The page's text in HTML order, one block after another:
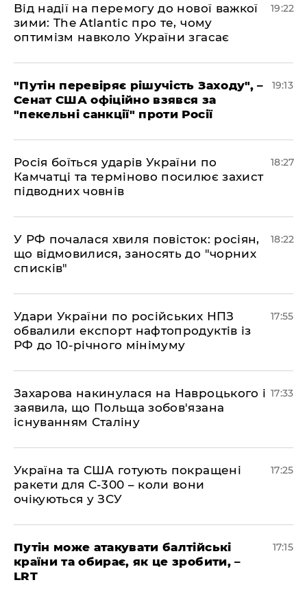
​Від надії на перемогу до нової важкої
зими: The Atlantic про те, чому
оптимізм навколо України згасає
19:22
​"Путін перевіряє рішучість Заходу", –
Сенат США офіційно взявся за
"пекельні санкції" проти Росії
19:13
​Росія боїться ударів України по
Камчатці та терміново посилює захист
підводних човнів
18:27
​У РФ почалася хвиля повісток: росіян,
що відмовилися, заносять до "чорних
списків"
18:22
​Удари України по російських НПЗ
обвалили експорт нафтопродуктів із
РФ до 10-річного мінімуму
17:55
​Захарова накинулася на Навроцького і
заявила, що Польща зобов'язана
існуванням Сталіну
17:33
​Україна та США готують покращені
ракети для С-300 – коли вони
очікуються у ЗСУ
17:25
​Путін може атакувати балтійські
країни та обирає, як це зробити, –
LRT
17:15